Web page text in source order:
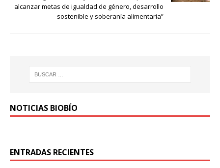
alcanzar metas de igualdad de género, desarrollo
sostenible y soberanía alimentaria”
NOTICIAS BIOBÍO
ENTRADAS RECIENTES